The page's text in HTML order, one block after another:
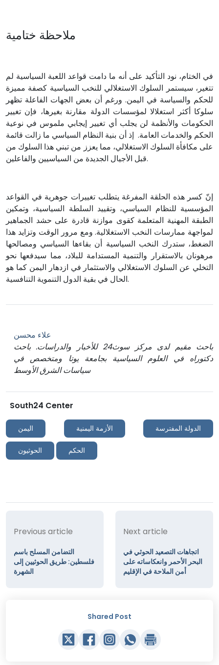
ملاحظة ختامية
في الختام، نود التأكيد على أنه ما دامت قواعد اللعبة السياسية لم
تتغير، سيستمر السلوك الاستغلالي للنخب السياسية كصفة مميزة
للحكم والسياسة في اليمن. ورغم أن بعض الجهات الفاعلة تظهر
سلوكا أكثر استغلالا لمؤسسات الدولة مقارنة بغيرها، فإن تغيير
الحكومات والأنظمة لن يجلب أي تغيير إيجابي ملموس في نوعية
الحكم والخدمات العامة. إذ أن بنية النظام السياسي ما زالت قائمة
على مكافأة السلوك الاستغلالي، مما يعزز من تبني هذا السلوك من
قبل الأجيال الجديدة من السياسيين والفاعلين.
إنّ كسر هذه الحلقة المفرغة يتطلب تغييرات جوهرية في القواعد
المؤسسية للنظام السياسي، وتقييد السلطة السياسية، وتمكين
الطبقة المهنية المتعلمة كقوى موازنة قادرة على حشد الجماهير
لمواجهة ممارسات النخب الاستغلالية. ومع مرور الوقت وتزايد هذا
الضغط، ستدرك النخب السياسية أن بقاءها السياسي ومصالحها
مرهونان بالاستقرار والتنمية المستدامة للبلاد، مما سيدفعها نحو
التخلي عن السلوك الاستغلالي والاستثمار في ازدهار اليمن كما هو
الحال في بقية الدول التنموية التنافسية.
علاء محسن
باحث مقيم لدى مركز سوث24 للأخبار والدراسات. باحث
دكتوراه في العلوم السياسية بجامعة يوتا ومتخصص في
سياسات الشرق الأوسط
South24 Center
اليمن الأزمة اليمنية الدولة المفترسة
الحوثيون الحكم
Previous article
التضامن المسلح باسم
فلسطين: طريق الحوثيين إلى
الشهرة
Next article
اتجاهات التصعيد الحوثي في
البحر الأحمر وانعكاساته على
أمن الملاحة في الإقليم
Shared Post